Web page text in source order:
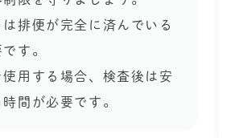
排便が完全に済んでいる
す。
用する場合、検査後は安
間が必要です。